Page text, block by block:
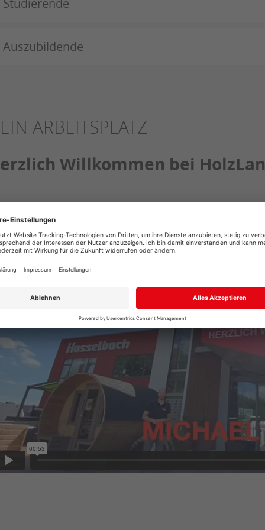
Studierende
Auszubildende
ARBEITSPLATZ
Willkommen bei